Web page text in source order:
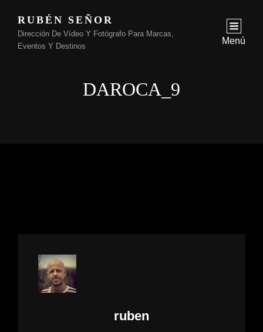
RUBÉN SEÑOR
Dirección De Vídeo Y Fotógrafo Para Marcas,
Eventos Y Destinos
Menú
DAROCA_9
Autor:
ruben